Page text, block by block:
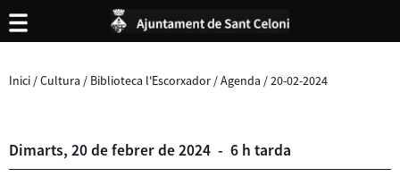
Inici /Cultura / Biblioteca l'Escorxador /Agenda /20-02-2024
Dimarts, 20defebrerde2024 - 6 h tarda